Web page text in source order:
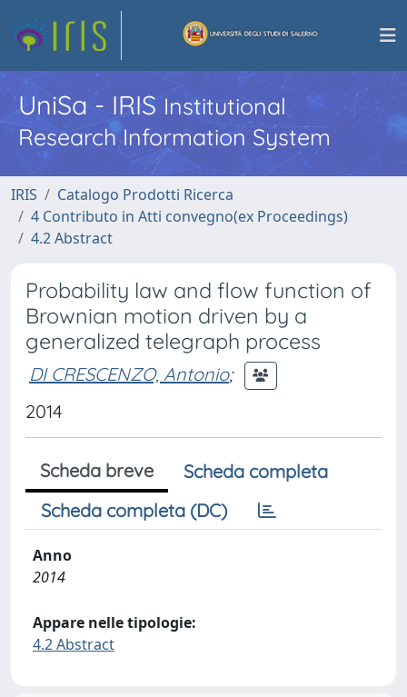
UniSa - IRISInstitutional
Research Information System
IRIS
Catalogo Prodotti Ricerca
4 Contributo in Atti convegno(ex Proceedings)
4.2 Abstract
Probability law and flow function of
Brownian motion driven by a
generalized telegraph process
DI CRESCENZO, Antonio;
2014
Scheda breve
Scheda completa
Scheda completa (DC)
Anno
2014
Appare nelle tipologie:
4.2 Abstract